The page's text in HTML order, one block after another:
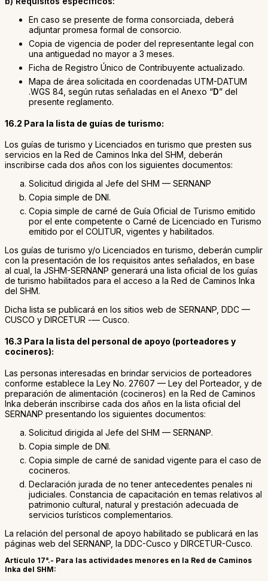
En caso se presente de forma consorciada, deberá
adjuntar promesa formal de consorcio.
Copia de vigencia de poder del representante legal con
una antiguedad no mayor a 3 meses.
Ficha de Registro Único de Contribuyente actualizado.
Mapa de área solicitada en coordenadas UTM-DATUM
.WGS 84, según rutas señaladas en el Anexo “D” del
presente reglamento.
16.2 Para la lista de guías de turismo:
Los guías de turismo y Licenciados en turismo que presten sus
servicios en la Red de Caminos Inka del SHM, deberán
inscribirse cada dos años con los siguientes documentos:
Solicitud dirigida al Jefe del SHM — SERNANP
Copia simple de DNI.
Copia simple de carné de Guía Oficial de Turismo emitido
por el ente competente o Carné de Licenciado en Turismo
emitido por el COLITUR, vigentes y habilitados.
Los guías de turismo y/o Licenciados en turismo, deberán cumplir
con la presentación de los requisitos antes señalados, en base
al cual, la JSHM-SERNANP generará una lista oficial de los guías
de turismo habilitados para el acceso a la Red de Caminos Inka
del SHM.
Dicha lista se publicará en los sitios web de SERNANP, DDC —
CUSCO y DIRCETUR -— Cusco.
16.3 Para la lista del personal de apoyo (porteadores y
cocineros):
Las personas interesadas en brindar servicios de porteadores
conforme establece la Ley No. 27607 — Ley del Porteador, y de
preparación de alimentación (cocineros) en la Red de Caminos
Inka deberán inscribirse cada dos años en la lista oficial del
SERNANP presentando los siguientes documentos:
Solicitud dirigida al Jefe del SHM — SERNANP.
Copia simple de DNI.
Copia simple de carné de sanidad vigente para el caso de
cocineros.
Declaración jurada de no tener antecedentes penales ni
judiciales. Constancia de capacitación en temas relativos al
patrimonio cultural, natural y prestación adecuada de
servicios turísticos complementarios.
La relación del personal de apoyo habilitado se publicará en las
páginas web del SERNANP, la DDC-Cusco y DIRCETUR-Cusco.
Artículo 17°.- Para las actividades menores en la Red de Caminos
Inka del SHM: